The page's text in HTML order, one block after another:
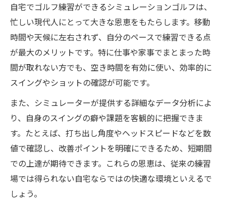
練習効率を高めるシュミレーションゴルフ恩恵
効率的な上達を支えるシュミレーションゴ
ルフ活用術
データ分析による練習効率向上のポイント
解説
シュミレーションゴルフ練習方法の効果的
ステップ
リアルタイムで課題発見できるシュミレー
ション恩恵
自分に合った練習メニューを作る活用法紹
介
多忙な方に最適な効率的ゴルフ上達術
自宅でゴルフ練習ができるシミュレーションゴルフは、
忙しい現代人にとって大きな恩恵をもたらします。移動
時間や天候に左右されず、自分のペースで練習できる点
が最大のメリットです。特に仕事や家事でまとまった時
間が取れない方でも、空き時間を有効に使い、効率的に
スイングやショットの確認が可能です。
また、シミュレーターが提供する詳細なデータ分析によ
り、自身のスイングの癖や課題を客観的に把握できま
す。たとえば、打ち出し角度やヘッドスピードなどを数
値で確認し、改善ポイントを明確にできるため、短期間
での上達が期待できます。これらの恩恵は、従来の練習
場では得られない自宅ならではの快適な環境といえるで
しょう。